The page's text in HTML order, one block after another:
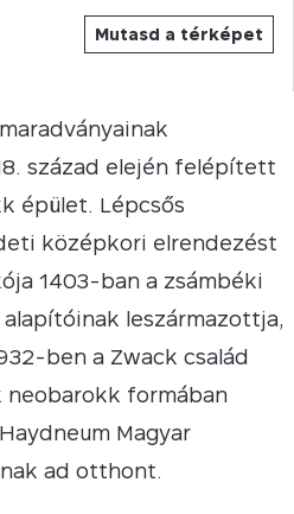
Mutasd a térképet
század elején felépített
épület. Lépcsős
középkori elrendezést
1403-ban a zsámbéki
leszármazottja,
ben a Zwack család
neobarokk formában
Magyar
ad otthont.